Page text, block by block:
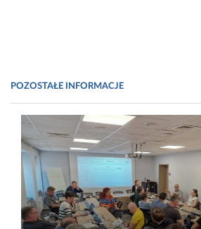
POZOSTAŁE INFORMACJE